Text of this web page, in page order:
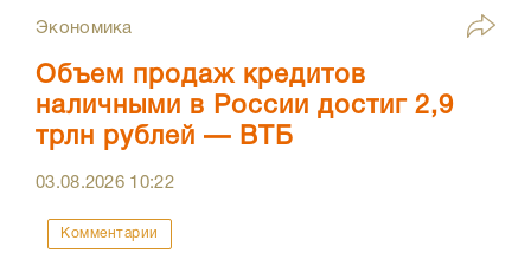
Экономика
Объем продаж кредитов
наличными в России достиг 2,9
трлн рублей — ВТБ
03.08.2026 10:22
Комментарии